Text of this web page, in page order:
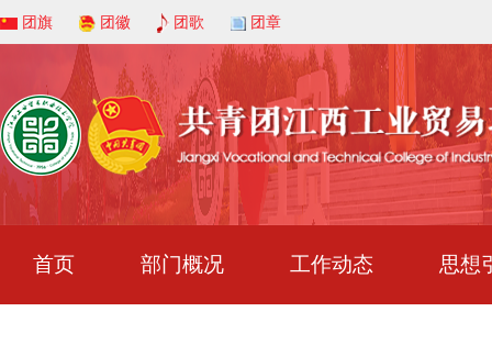
团旗 团徽 团歌 团章
首页 部门概况 工作动态 思想